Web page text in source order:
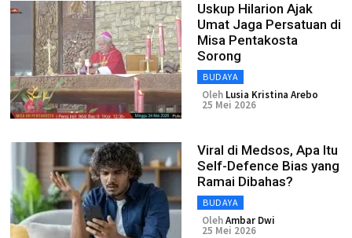
Uskup Hilarion Ajak
Umat Jaga Persatuan di
Misa Pentakosta
Sorong
BUDAYA
Oleh Lusia Kristina Arebo
25 Mei 2026
Viral di Medsos, Apa Itu
Self-Defence Bias yang
Ramai Dibahas?
BUDAYA
OlehAmbar Dwi
25 Mei 2026